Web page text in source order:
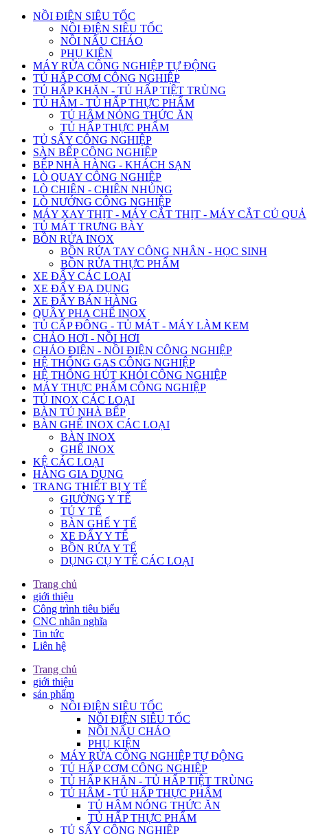
NỒI ĐIỆN SIÊU TỐC
NỒI ĐIỆN SIÊU TỐC
NỒI NẤU CHÁO
PHỤ KIỆN
MÁY RỬA CÔNG NGHIỆP TỰ ĐỘNG
TỦ HẤP CƠM CÔNG NGHIỆP
TỦ HẤP KHĂN - TỦ HẤP TIỆT TRÙNG
TỦ HÂM - TỦ HẤP THỰC PHẨM
TỦ HÂM NÓNG THỨC ĂN
TỦ HẤP THỰC PHẨM
TỦ SẤY CÔNG NGHIỆP
SÀN BẾP CÔNG NGHIỆP
BẾP NHÀ HÀNG - KHÁCH SẠN
LÒ QUAY CÔNG NGHIỆP
LÒ CHIÊN - CHIÊN NHÚNG
LÒ NƯỚNG CÔNG NGHIỆP
MÁY XAY THỊT - MÁY CẮT THỊT - MÁY CẮT CỦ QUẢ
TỦ MÁT TRƯNG BÀY
BỒN RỬA INOX
BỒN RỬA TAY CÔNG NHÂN - HỌC SINH
BỒN RỬA THỰC PHẨM
XE ĐẨY CÁC LOẠI
XE ĐẨY ĐA DỤNG
XE ĐẨY BÁN HÀNG
QUẦY PHA CHẾ INOX
TỦ CẤP ĐÔNG - TỦ MÁT - MÁY LÀM KEM
CHẢO HƠI - NỒI HƠI
CHẢO ĐIỆN - NỒI ĐIỆN CÔNG NGHIỆP
HỆ THỐNG GAS CÔNG NGHIỆP
HỆ THỐNG HÚT KHÓI CÔNG NGHIỆP
MÁY THỰC PHẨM CÔNG NGHIỆP
TỦ INOX CÁC LOẠI
BÀN TỦ NHÀ BẾP
BÀN GHẾ INOX CÁC LOẠI
BÀN INOX
GHẾ INOX
KỆ CÁC LOẠI
HÀNG GIA DỤNG
TRANG THIẾT BỊ Y TẾ
GIƯỜNG Y TẾ
TỦ Y TẾ
BÀN GHẾ Y TẾ
XE ĐẨY Y TẾ
BỒN RỬA Y TẾ
DỤNG CỤ Y TẾ CÁC LOẠI
Trang chủ
giới thiệu
Công trình tiêu biểu
CNC nhân nghĩa
Tin tức
Liên hệ
Trang chủ
giới thiệu
sản phẩm
NỒI ĐIỆN SIÊU TỐC
NỒI ĐIỆN SIÊU TỐC
NỒI NẤU CHÁO
PHỤ KIỆN
MÁY RỬA CÔNG NGHIỆP TỰ ĐỘNG
TỦ HẤP CƠM CÔNG NGHIỆP
TỦ HẤP KHĂN - TỦ HẤP TIỆT TRÙNG
TỦ HÂM - TỦ HẤP THỰC PHẨM
TỦ HÂM NÓNG THỨC ĂN
TỦ HẤP THỰC PHẨM
TỦ SẤY CÔNG NGHIỆP